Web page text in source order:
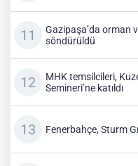
Gazipaşa’da orman
söndürüldü
MHK temsilcileri,
Semineri’ne katıldı
Fenerbahçe, Sturm